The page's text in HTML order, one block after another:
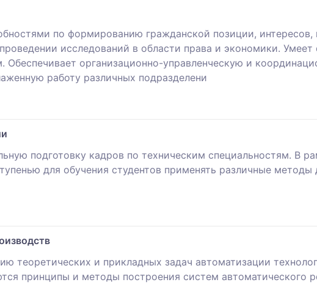
по формированию гражданской позиции,
исследований в области права и экономики.
организационно-управленческую и
работу различных подразделени
подготовку кадров по техническим специальностям. В
для обучения студентов применять различные
теоретических и прикладных задач автоматизации
принципы и методы построения систем автоматического